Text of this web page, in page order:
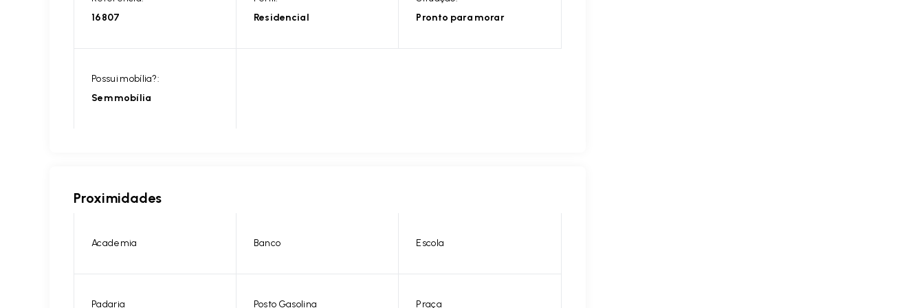
16807
Residencial
Pronto para morar
Possui mobília?:
Sem mobília
Proximidades
Academia Banco Escola
Padaria Posto Gasolina Praça